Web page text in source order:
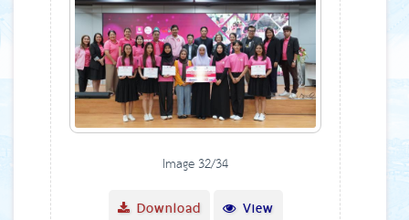
Image 32/34
Download View